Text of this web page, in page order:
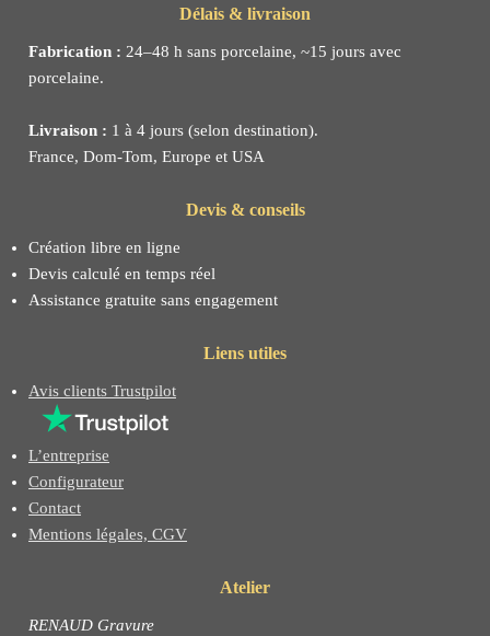
Délais & livraison
Fabrication : 24–48 h sans porcelaine, ~15 jours avec
porcelaine.
Livraison : 1 à 4 jours (selon destination).
France, Dom-Tom, Europe et USA
Devis & conseils
Création libre en ligne
Devis calculé en temps réel
Assistance gratuite sans engagement
Liens utiles
Avis clients Trustpilot
L’entreprise
Configurateur
Contact
Mentions légales, CGV
Atelier
RENAUD Gravure